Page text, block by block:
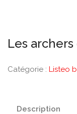
Les archers
Catégorie : Listeo
Description